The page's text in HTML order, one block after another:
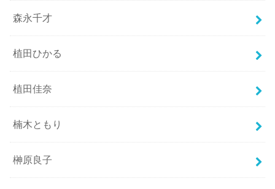
森永千才
植田ひかる
植田佳奈
楠木ともり
榊原良子